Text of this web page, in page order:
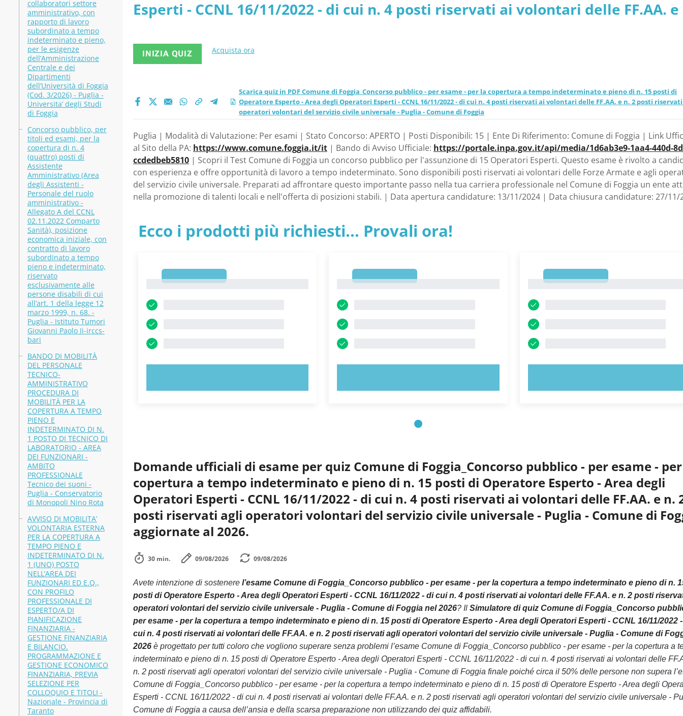
collaboratori settore
amministrativo, con
rapporto di lavoro
subordinato a tempo
indeterminato e pieno,
per le esigenze
dell’Amministrazione
Centrale e dei
Dipartimenti
dell’Università di Foggia
(Cod. 3/2026) - Puglia -
Universita’ degli Studi
di Foggia
Concorso pubblico, per
titoli ed esami, per la
copertura di n. 4
(quattro) posti di
Assistente
Amministrativo (Area
degli Assistenti -
Personale del ruolo
amministrativo -
Allegato A del CCNL
02.11.2022 Comparto
Sanità), posizione
economica iniziale, con
contratto di lavoro
subordinato a tempo
pieno e indeterminato,
riservato
esclusivamente alle
persone disabili di cui
all’art. 1 della legge 12
marzo 1999, n. 68. -
Puglia - Istituto Tumori
Giovanni Paolo Ii-irccs-
bari
BANDO DI MOBILITÀ
DEL PERSONALE
TECNICO-
AMMINISTRATIVO
PROCEDURA DI
MOBILITÀ PER LA
COPERTURA A TEMPO
PIENO E
INDETERMINATO DI N.
1 POSTO DI TECNICO DI
LABORATORIO - AREA
DEI FUNZIONARI -
AMBITO
PROFESSIONALE
Tecnico dei suoni -
Puglia - Conservatorio
di Monopoli Nino Rota
AVVISO DI MOBILITA’
VOLONTARIA ESTERNA
PER LA COPERTURA A
TEMPO PIENO E
INDETERMINATO DI N.
1 (UNO) POSTO
NELL’AREA DEI
FUNZIONARI ED E.Q.,
CON PROFILO
PROFESSIONALE DI
ESPERTO/A DI
PIANIFICAZIONE
FINANZIARIA -
GESTIONE FINANZIARIA
E BILANCIO.
PROGRAMMAZIONE E
GESTIONE ECONOMICO
FINANZIARIA, PREVIA
SELEZIONE PER
COLLOQUIO E TITOLI -
Nazionale - Provincia di
Taranto
riservati agli operatori volontari del servizio civile
Puglia - Comune di Foggia
Esperti - CCNL 16/11/2022 - di cui n. 4 posti riservati ai volontari delle FF.AA. e
Comune di Foggia
INIZIA QUIZ Acquista ora
Scarica quiz in PDF Comune di Foggia_Concorso pubblico - per esame - per la copertura a tempo indeterminato e pieno di n. 15 posti di
Operatore Esperto - Area degli Operatori Esperti - CCNL 16/11/2022 - di cui n. 4 posti riservati ai volontari delle FF.AA. e n. 2 posti
operatori volontari del servizio civile universale - Puglia - Comune di Foggia
Puglia | Modalità di Valutazione: Per esami | Stato Concorso: APERTO | Posti Disponibili: 15 | Ente Di Riferimento: Comune di Foggia | Link
al Sito della PA: https://www.comune.foggia.it/it| Bando di Avviso Ufficiale: https://portale.inpa.gov.it/api/media/1d6ab3e9-1aa4-440d-
ccdedbeb5810| Scopri il Test Comune di Foggia un concorso pubblico per l'assunzione di 15 Operatori Esperti. Questo esame è rivolto a
con esperienza e offre opportunità di lavoro a tempo indeterminato. Sono disponibili posti riservati ai volontari delle Forze Armate e agli
del servizio civile universale. Preparati ad affrontare questo importante passo nella tua carriera professionale nel Comune di Foggia un ente
nella promozione di talenti locali e nell'offerta di posizioni stabili. | Data apertura candidature: 13/11/2024 | Data chiusura candidature: 27/11/
Ecco i prodotti più richiesti... Provali ora!
Domande ufficiali di esame per quiz Comune di Foggia_Concorso pubblico - per esame -
copertura a tempo indeterminato e pieno di n. 15 posti di Operatore Esperto - Area degli
Operatori Esperti - CCNL 16/11/2022 - di cui n. 4 posti riservati ai volontari delle FF.AA. e n.
posti riservati agli operatori volontari del servizio civile universale - Puglia - Comune di
aggiornate al 2026.
30 min. 09/08/2026 09/08/2026
Avete intenzione di sostenere l’esame Comune di Foggia_Concorso pubblico - per esame - per la copertura a tempo indeterminato e pieno di n.
posti di Operatore Esperto - Area degli Operatori Esperti - CCNL 16/11/2022 - di cui n. 4 posti riservati ai volontari delle FF.AA. e n. 2 posti
operatori volontari del servizio civile universale - Puglia - Comune di Foggia nel 2026? Il Simulatore di quiz Comune di Foggia_Concorso
per esame - per la copertura a tempo indeterminato e pieno di n. 15 posti di Operatore Esperto - Area degli Operatori Esperti - CCNL 16/11/2022
cui n. 4 posti riservati ai volontari delle FF.AA. e n. 2 posti riservati agli operatori volontari del servizio civile universale - Puglia - Comune di
2026è progettato per tutti coloro che vogliono superare senza problemi l’esame Comune di Foggia_Concorso pubblico - per esame - per la copertura a
indeterminato e pieno di n. 15 posti di Operatore Esperto - Area degli Operatori Esperti - CCNL 16/11/2022 - di cui n. 4 posti riservati ai volontari delle
n. 2 posti riservati agli operatori volontari del servizio civile universale - Puglia - Comune di Foggia finale poiché circa il 50% delle persone non supera
Comune di Foggia_Concorso pubblico - per esame - per la copertura a tempo indeterminato e pieno di n. 15 posti di Operatore Esperto - Area degli
Esperti - CCNL 16/11/2022 - di cui n. 4 posti riservati ai volontari delle FF.AA. e n. 2 posti riservati agli operatori volontari del servizio civile universale -
Comune di Foggia a causa dell’ansia e della scarsa preparazione non utilizzando dei quiz affidabili.